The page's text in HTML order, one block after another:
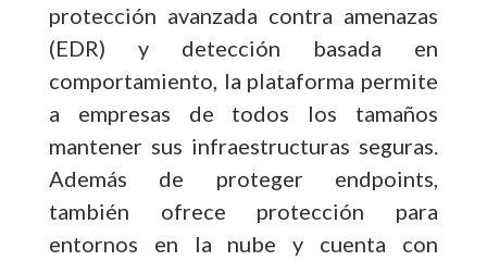
protección avanzada contra amenazas
(EDR) y detección basada en
comportamiento, la plataforma permite
a empresas de todos los tamaños
mantener sus infraestructuras seguras.
Además de proteger endpoints,
también ofrece protección para
entornos en la nube y cuenta con